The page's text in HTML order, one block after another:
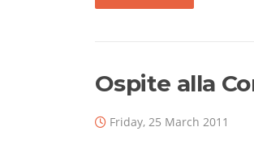
Ospite alla
Friday, 25 March 2011